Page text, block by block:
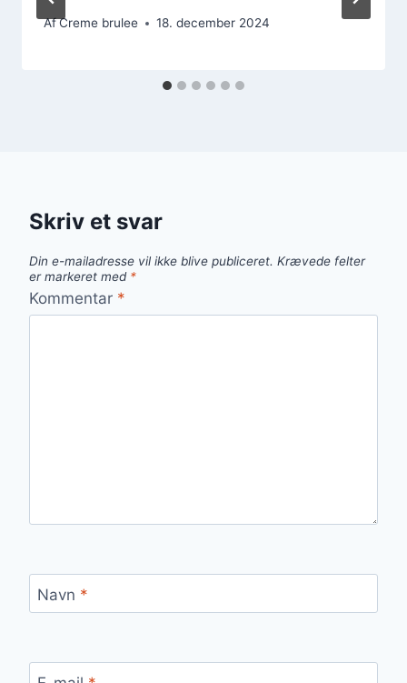
AfCreme brulee 18. december 2024
Skriv et svar
Din e-mailadresse vil ikke blive publiceret. Krævede felter
er markeret med *
Kommentar *
Navn *